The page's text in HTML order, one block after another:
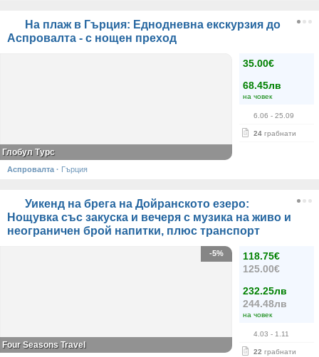
На плаж в Гърция: Еднодневна екскурзия до
Аспровалта - с нощен преход
35.00€
68.45лв
на човек
6.06 - 25.09
24 грабнати
Глобул Турс
Аспровалта · Гърция
Уикенд на брега на Дойранското езеро:
Нощувка със закуска и вечеря с музика на живо и
неограничен брой напитки, плюс транспорт
118.75€
125.00€
232.25лв
244.48лв
на човек
4.03 - 1.11
22 грабнати
-5%
Four Seasons Travel